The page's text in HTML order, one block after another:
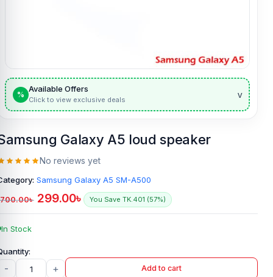
%
Available Offers
Click to view exclusive deals v
Galaxy A5 loud speaker
No reviews yet
Samsung Galaxy A5 SM-A500
700.00৳ 299.00৳ You Save TK.401 (57%)
In Stock
- + Add to cart